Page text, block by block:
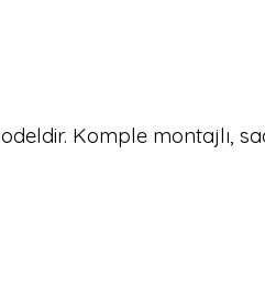
Komple montajlı,